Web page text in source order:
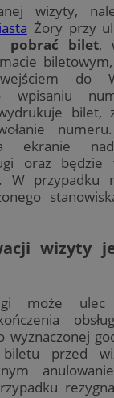
wizyty,
Żory przy
pobrać bilet,
do
wpisaniu
bilet,
ekranie nad
oraz będzie
W przypadku
wizyty
może
wyznaczonej
biletu przed